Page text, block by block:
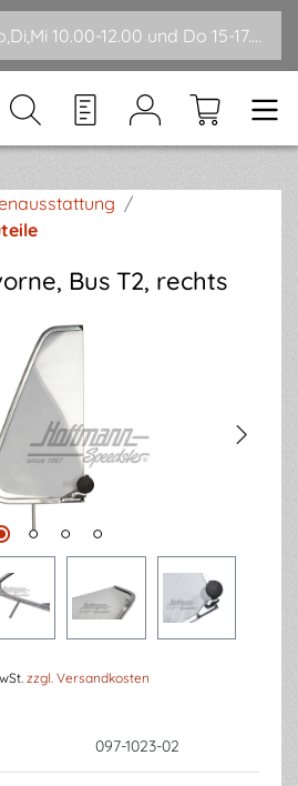
Telefonzeiten Mo,Di,Mi 10.00-12.00 und Do 15-17.00
/
Bus T2, rechts
zzgl. Versandkosten
097-1023-02